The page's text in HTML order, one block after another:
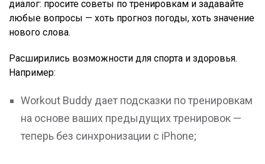
диалог: просите советы по тренировкам и задавайте
любые вопросы — хоть прогноз погоды, хоть значение
нового слова.
Расширились возможности для спорта и здоровья.
Например:
Workout Buddy дает подсказки по тренировкам
на основе ваших предыдущих тренировок —
теперь без синхронизации с iPhone;